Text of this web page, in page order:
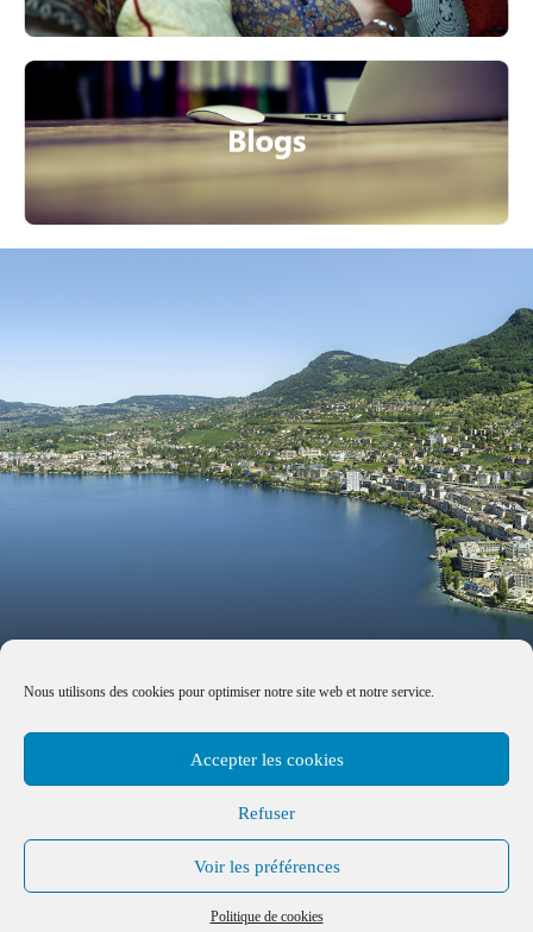
Nous utilisons des cookies pour optimiser notre site web et notre service.
Accepter les cookies
Refuser
Voir les préférences
Politique de cookies
B+G & Partners SA © 2026 –